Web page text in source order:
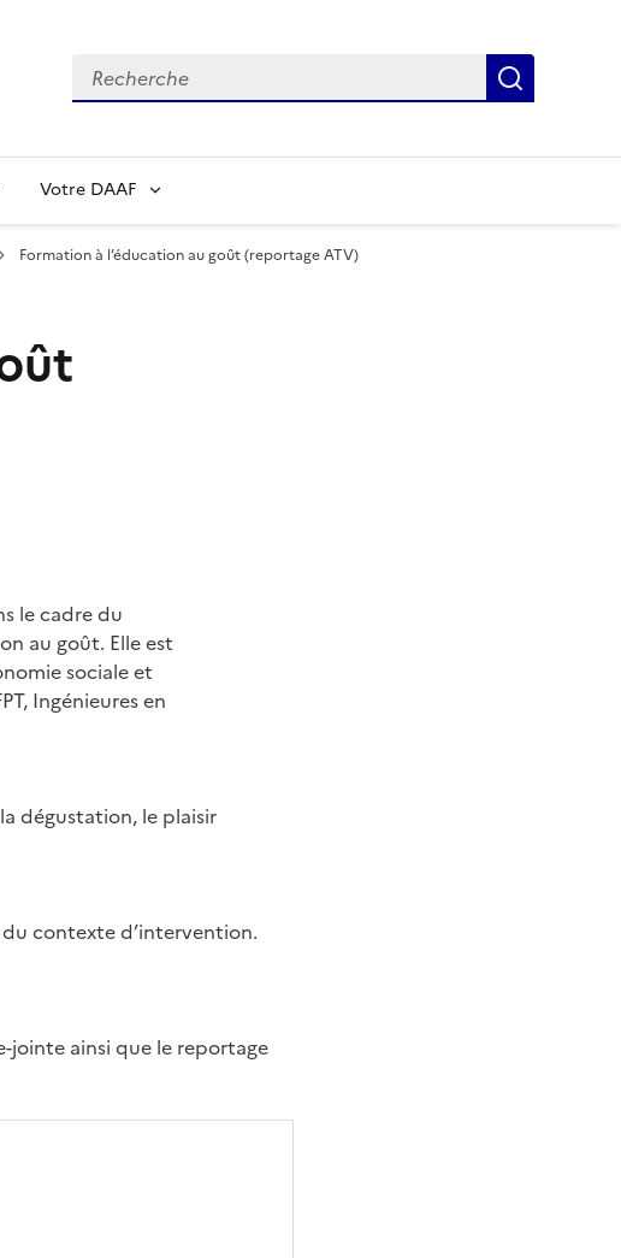
Recherche
Votre DAAF
Formation à l’éducation au goût (reportage ATV)
le cadre du
au goût. Elle est
sociale et
Ingénieures en
dégustation, le plaisir
contexte d’intervention.
jointe ainsi que le reportage